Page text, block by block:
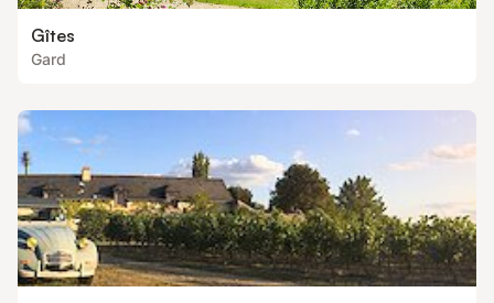
Gîtes
Gard